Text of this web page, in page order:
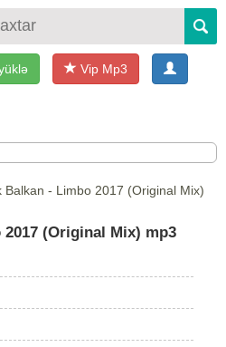
Vip Mp3
Balkan - Limbo 2017 (Original Mix)
(Original Mix) mp3